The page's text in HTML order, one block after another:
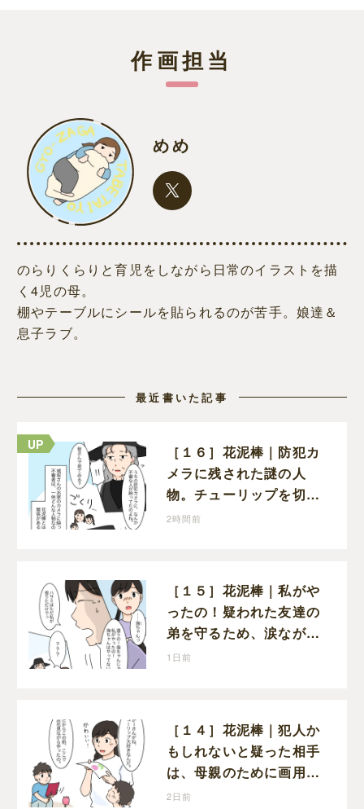
作画担当
めめ
のらりくらりと育児をしながら日常のイラストを描
く4児の母。
棚やテーブルにシールを貼られるのが苦手。娘達＆
息子ラブ。
最近書いた記事
［１６］花泥棒｜防犯カ
メラに残された謎の人
物。チューリップを切っ
た犯人につながる証拠に
2時間前
［１５］花泥棒｜私がや
ったの！疑われた友達の
弟を守るため、涙ながら
に自分が犯人だと名乗り
1日前
［１４］花泥棒｜犯人か
もしれないと疑った相手
は、母親のために画用紙
でチューリップを作って
2日前